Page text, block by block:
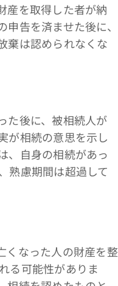
産を取得した者が納
告を済ませた後に、
棄は認められなくな
た後に、被相続人が
が相続の意思を示し
、自身の相続があっ
熟慮期間は超過して
くなった人の財産を整
る可能性がありま